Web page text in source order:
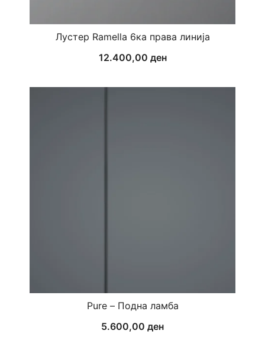
Лустер Ramella 6ка права линија
12.400,00 ден
Pure – Подна ламба
5.600,00 ден